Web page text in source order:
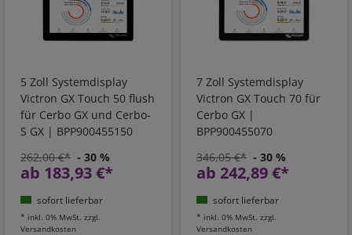
5 Zoll Systemdisplay
Victron GX Touch 50 flush
für Cerbo GX und Cerbo-
S GX | BPP900455150
262,00 €* - 30 %
ab 183,93 €*
sofort lieferbar
* inkl. 0% MwSt. zzgl.
Versandkosten
7 Zoll Systemdisplay
Victron GX Touch 70 für
Cerbo GX |
BPP900455070
346,05 €* - 30 %
ab 242,89 €*
sofort lieferbar
* inkl. 0% MwSt. zzgl.
Versandkosten